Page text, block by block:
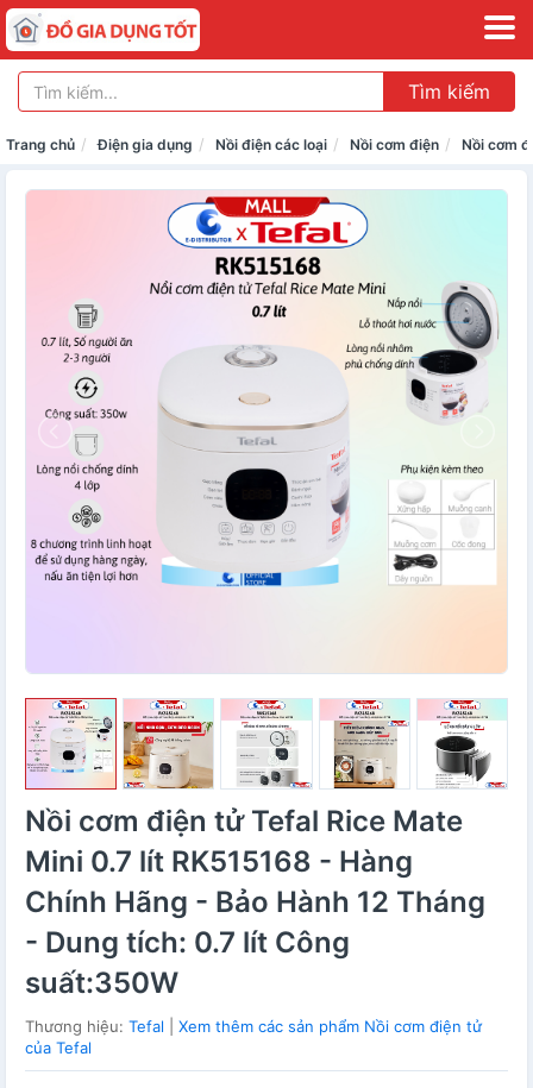
Tìm kiếm
Trang chủ Điện gia dụng Nồi điện các loại Nồi cơm điện Nồi cơm
Nồi cơm điện tử Tefal Rice Mate
Mini 0.7 lít RK515168 - Hàng
Chính Hãng - Bảo Hành 12 Tháng
- Dung tích: 0.7 lít Công
suất:350W
Thương hiệu: Tefal
Xem thêm các sản phẩm Nồi cơm điện tử
của Tefal